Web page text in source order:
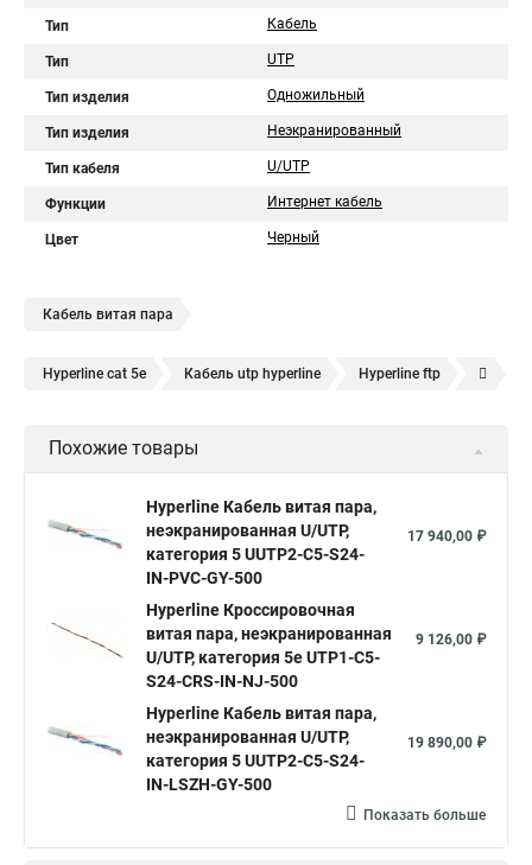
Тип Кабель
Тип UTP
Тип изделия Одножильный
Тип изделия Неэкранированный
Тип кабеля U/UTP
Функции Интернет кабель
Цвет Черный
Кабель витая пара
Hyperline cat 5e Кабель utp hyperline Hyperline ftp
Hyperline cat UTP 5e hyperline
Витая пара уличная hyperline Hyperline 305
Витая пара utp 5e hyperline
Кабель витая пара UTP lszh Кабель витая пара 5e cat
Ftp 4 cat 5e Hyperline Utp4 cat 5e SFTP витая пара
Витая пара utp 1 Cat 6 Витой кабель 5 категории
Витая пара cu Кабель ftp витая
Витая пара 24awg
Кабель для интернета от роутера к компьютеру
Витой провод Кабель cat5e utp Hyperline outdoor
Похожие товары
Hyperline Кабель витая пара,
неэкранированная U/UTP,
категория 5 UUTP2-C5-S24-
IN-PVC-GY-500
17 940,00 ₽
Hyperline Кроссировочная
витая пара, неэкранированная
U/UTP, категория 5e UTP1-C5-
S24-CRS-IN-NJ-500
9 126,00 ₽
Hyperline Кабель витая пара,
неэкранированная U/UTP,
категория 5 UUTP2-C5-S24-
IN-LSZH-GY-500
19 890,00 ₽
Показать больше